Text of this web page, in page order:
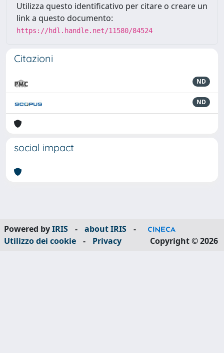
Utilizza questo identificativo per citare o creare un
link a questo documento:
https://hdl.handle.net/11580/84524
Citazioni
ND
ND
social impact
Powered byIRIS - about IRIS
-
Utilizzo dei cookie
- Privacy Copyright © 2026